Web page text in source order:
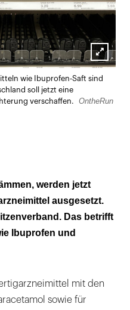
Lightbox
öffnen
wie Ibuprofen-Saft sind
soll jetzt eine
verschaffen.
OntheRun
werden jetzt
ausgesetzt.
Das betrifft
Ibuprofen und
mit den
sowie für